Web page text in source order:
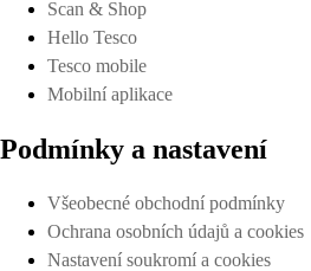
Scan & Shop
Hello Tesco
Tesco mobile
Mobilní aplikace
Podmínky a nastavení
Všeobecné obchodní podmínky
Ochrana osobních údajů a cookies
Nastavení soukromí a cookies